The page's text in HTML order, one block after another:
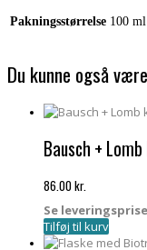
Pakningsstørrelse 100 ml
Du kunne også
Bausch +
86.00kr.
Se
Tilføj til kurv